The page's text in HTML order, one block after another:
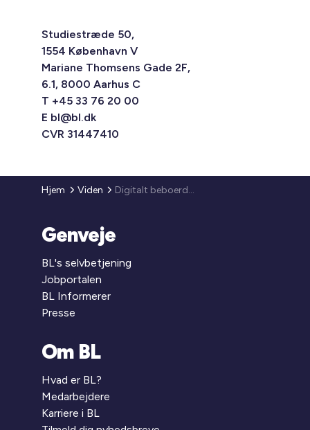
Studiestræde 50,
1554 København V
Mariane Thomsens Gade 2F,
6.1, 8000 Aarhus C
T +45 33 76 20 00
E bl@bl.dk
CVR 31447410
Hjem Viden Digitalt beboerdemokrati (BL Informerer)
Genveje
BL's selvbetjening
Jobportalen
BL Informerer
Presse
Om BL
Hvad er BL?
Medarbejdere
Karriere i BL